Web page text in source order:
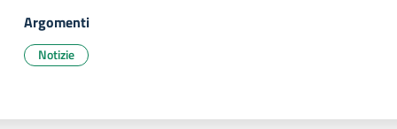
Argomenti
Notizie